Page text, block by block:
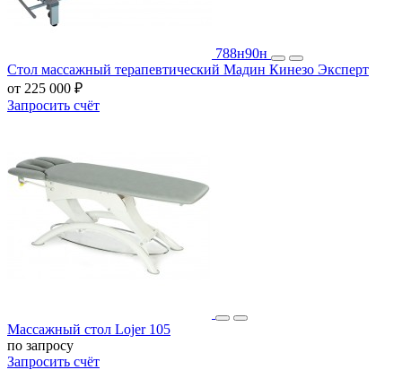
788н90н
Стол массажный терапевтический Мадин Кинезо Эксперт
от 225 000 ₽
Запросить счёт
Массажный стол Lojer 105
по запросу
Запросить счёт